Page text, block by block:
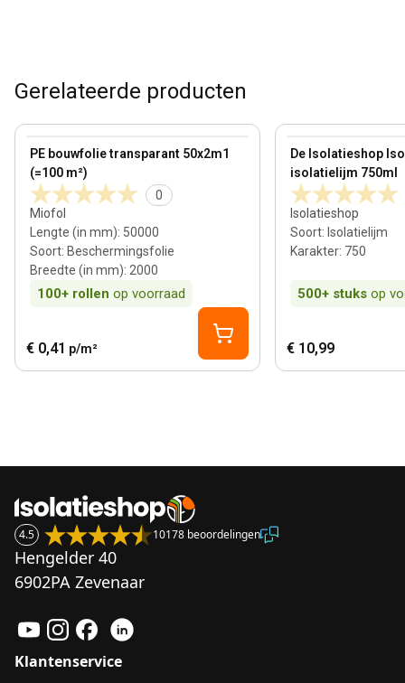
Gerelateerde producten
PE bouwfolie transparant 50x2m1
(=100 m²)
0
Miofol
Lengte (in mm): 50000
Soort: Beschermingsfolie
Breedte (in mm): 2000
100+ rollen op voorraad
View product
€ 0,41 p/m²
De Isolatieshop
isolatielijm 750ml
Isolatieshop
Soort: Isolatielijm
Karakter: 750
500+ stuks op
View product
€ 10,99
4.5 10178 beoordelingen
Hengelder 40
6902PA Zevenaar
Klantenservice